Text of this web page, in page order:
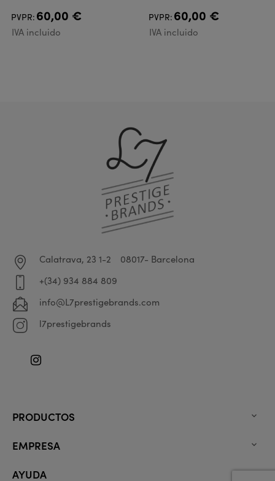
PVPR: 60,00 €
IVA incluido
PVPR: 60,00 €
IVA incluido
Calatrava, 23 1-2
08017- Barcelona
+(34) 934 884 809
info@L7prestigebrands.com
l7prestigebrands
Instagram
PRODUCTOS 
EMPRESA 
AYUDA 